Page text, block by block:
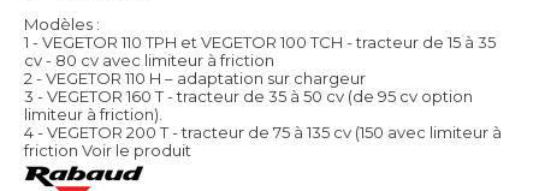
Modèles :
1 - VEGETOR 110 TPH et VEGETOR 100 TCH - tracteur de 15 à 35
cv - 80 cv avec limiteur à friction
2 - VEGETOR 110 H – adaptation sur chargeur
3 - VEGETOR 160 T - tracteur de 35 à 50 cv (de 95 cv option
limiteur à friction).
4 - VEGETOR 200 T - tracteur de 75 à 135 cv (150 avec limiteur à
friction Voir le produit